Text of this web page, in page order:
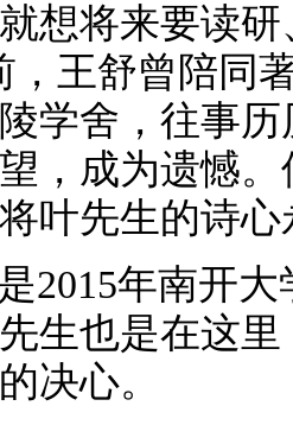
想将来要读
，王舒曾陪同
学舍，往事
，成为遗憾
叶先生的诗
2015年南开
生也是在这
决心。